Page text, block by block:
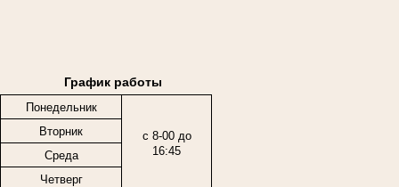
График работы
Понедельник
с 8-00 до
16:45
Вторник
Среда
Четверг